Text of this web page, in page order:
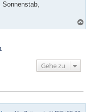
Sonnenstab,
Gehe zu